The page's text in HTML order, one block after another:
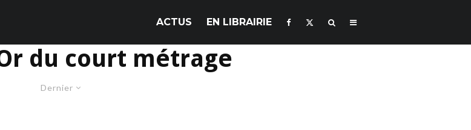
ACTUS EN LIBRAIRIE
du court métrage
Dernier